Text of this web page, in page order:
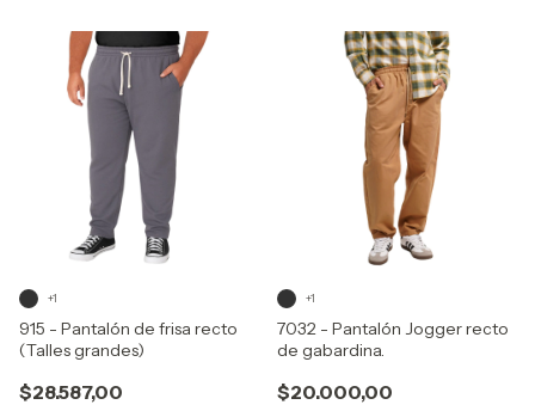
915 - Pantalón de frisa recto
(Talles grandes)
$28.587,00
+1
7032 - Pantalón Jogger recto
de gabardina.
$20.000,00
+1